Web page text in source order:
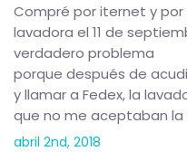
Compré por iternet y
lavadora el 11 de
verdadero problema
porque después de
y llamar a Fedex, la
que no me aceptaban la
abril 2nd, 2018